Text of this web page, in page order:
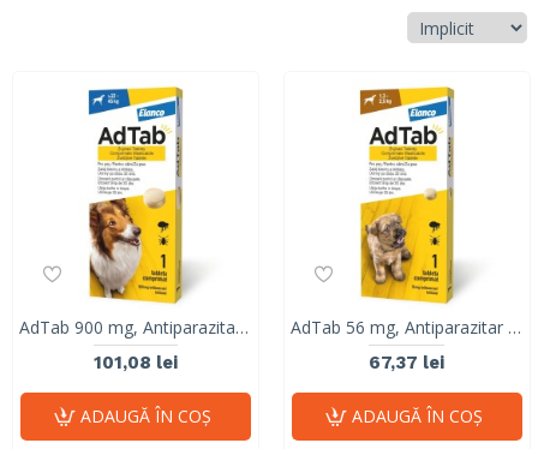
AdTab 900 mg, Antiparazitar Masticabil pentru Câini (22 - 45 kg), 1 Comprimat
101,08 lei
ADAUGĂ ÎN COŞ
AdTab 56 mg, Antiparazitar Masticabil pentru Câini (1.3 - 2.5 kg), 1 Comprimat
67,37 lei
ADAUGĂ ÎN COŞ